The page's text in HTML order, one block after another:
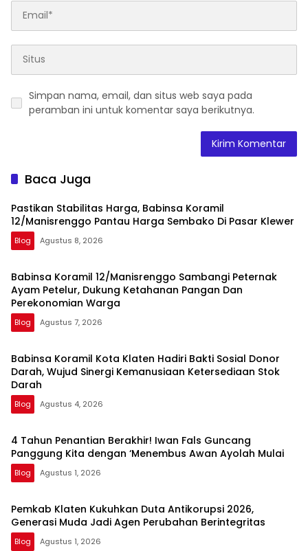
Simpan nama, email, dan situs web saya pada
peramban ini untuk komentar saya berikutnya.
Baca Juga
Pastikan Stabilitas Harga, Babinsa Koramil
12/Manisrenggo Pantau Harga Sembako Di Pasar Klewer
Blog Agustus 8, 2026
Babinsa Koramil 12/Manisrenggo Sambangi Peternak
Ayam Petelur, Dukung Ketahanan Pangan Dan
Perekonomian Warga
Blog Agustus 7, 2026
Babinsa Koramil Kota Klaten Hadiri Bakti Sosial Donor
Darah, Wujud Sinergi Kemanusiaan Ketersediaan Stok
Darah
Blog Agustus 4, 2026
4 Tahun Penantian Berakhir! Iwan Fals Guncang
Panggung Kita dengan ‘Menembus Awan Ayolah Mulai
Blog Agustus 1, 2026
Pemkab Klaten Kukuhkan Duta Antikorupsi 2026,
Generasi Muda Jadi Agen Perubahan Berintegritas
Blog Agustus 1, 2026